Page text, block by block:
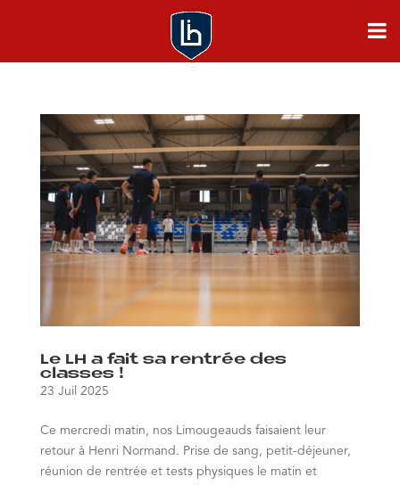
Le LH a fait sa rentrée des
classes !
23 Juil 2025
Ce mercredi matin, nos Limougeauds faisaient leur
retour à Henri Normand. Prise de sang, petit-déjeuner,
réunion de rentrée et tests physiques le matin et